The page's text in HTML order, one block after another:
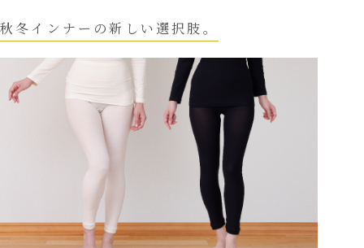
秋冬インナーの新しい選択肢。